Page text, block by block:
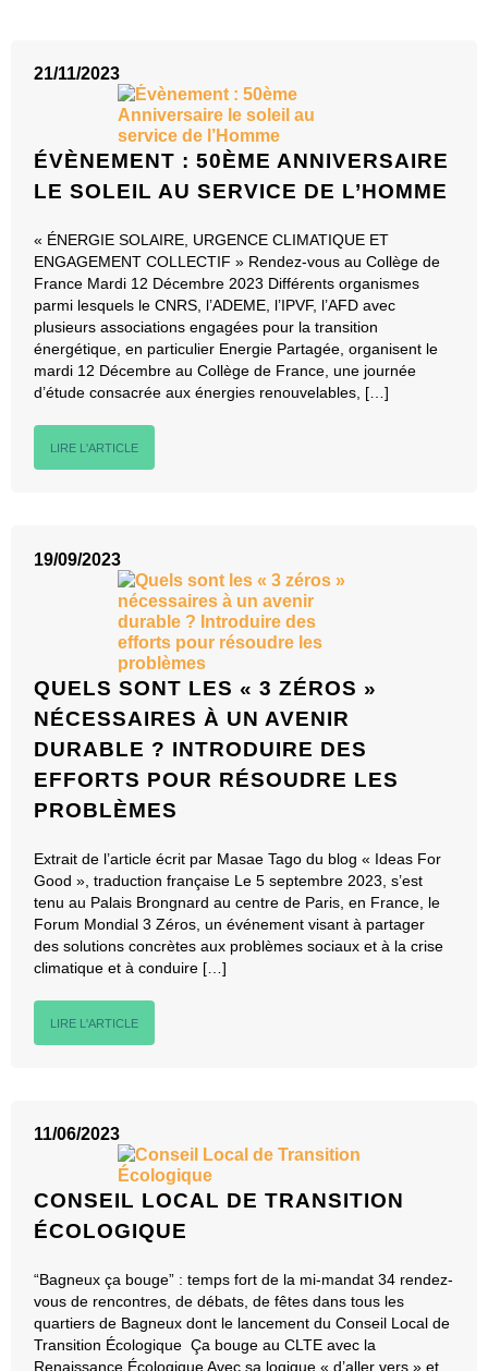
21/11/2023
ÉVÈNEMENT : 50ÈME ANNIVERSAIRE
LE SOLEIL AU SERVICE DE L’HOMME
« ÉNERGIE SOLAIRE, URGENCE CLIMATIQUE ET
ENGAGEMENT COLLECTIF » Rendez-vous au Collège de
France Mardi 12 Décembre 2023 Différents organismes
parmi lesquels le CNRS, l’ADEME, l’IPVF, l’AFD avec
plusieurs associations engagées pour la transition
énergétique, en particulier Energie Partagée, organisent le
mardi 12 Décembre au Collège de France, une journée
d’étude consacrée aux énergies renouvelables, […]
LIRE L'ARTICLE
19/09/2023
QUELS SONT LES « 3 ZÉROS »
NÉCESSAIRES À UN AVENIR
DURABLE ? INTRODUIRE DES
EFFORTS POUR RÉSOUDRE LES
PROBLÈMES
Extrait de l’article écrit par Masae Tago du blog « Ideas For
Good », traduction française Le 5 septembre 2023, s’est
tenu au Palais Brongnard au centre de Paris, en France, le
Forum Mondial 3 Zéros, un événement visant à partager
des solutions concrètes aux problèmes sociaux et à la crise
climatique et à conduire […]
LIRE L'ARTICLE
11/06/2023
CONSEIL LOCAL DE TRANSITION
ÉCOLOGIQUE
“Bagneux ça bouge” : temps fort de la mi-mandat 34 rendez-
vous de rencontres, de débats, de fêtes dans tous les
quartiers de Bagneux dont le lancement du Conseil Local de
Transition Écologique Ça bouge au CLTE avec la
Renaissance Écologique Avec sa logique « d’aller vers » et